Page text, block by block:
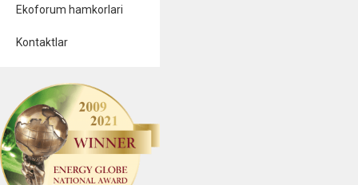
Ekoforum hamkorlari
Kontaktlar